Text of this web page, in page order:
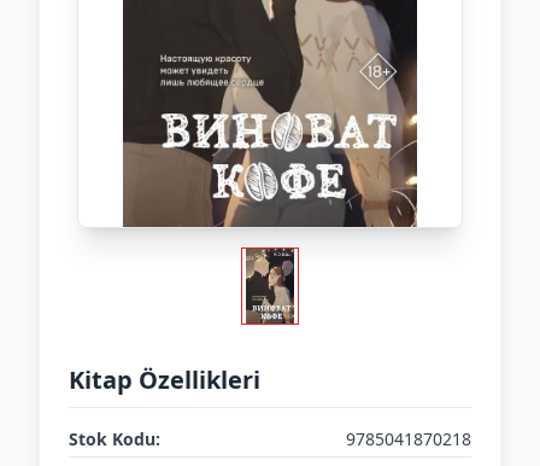
Kitap Özellikleri
Stok Kodu:
9785041870218